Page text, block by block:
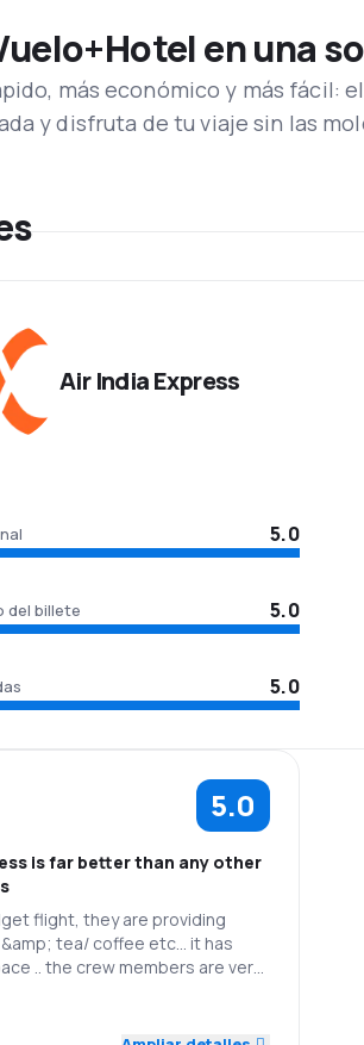
en una
más económico y más fácil:
y disfruta de tu viaje sin las
Air India Express
5.0
del billete 5.0
5.0
5.0
is far better than any other
flight, they are providing
tea/ coffee etc... it has
.. the crew members are very